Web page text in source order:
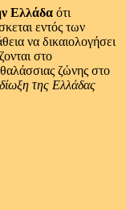
Ελλάδα ότι
εντός των
να δικαιολογήσει
στο
ζώνης στο
της Ελλάδας